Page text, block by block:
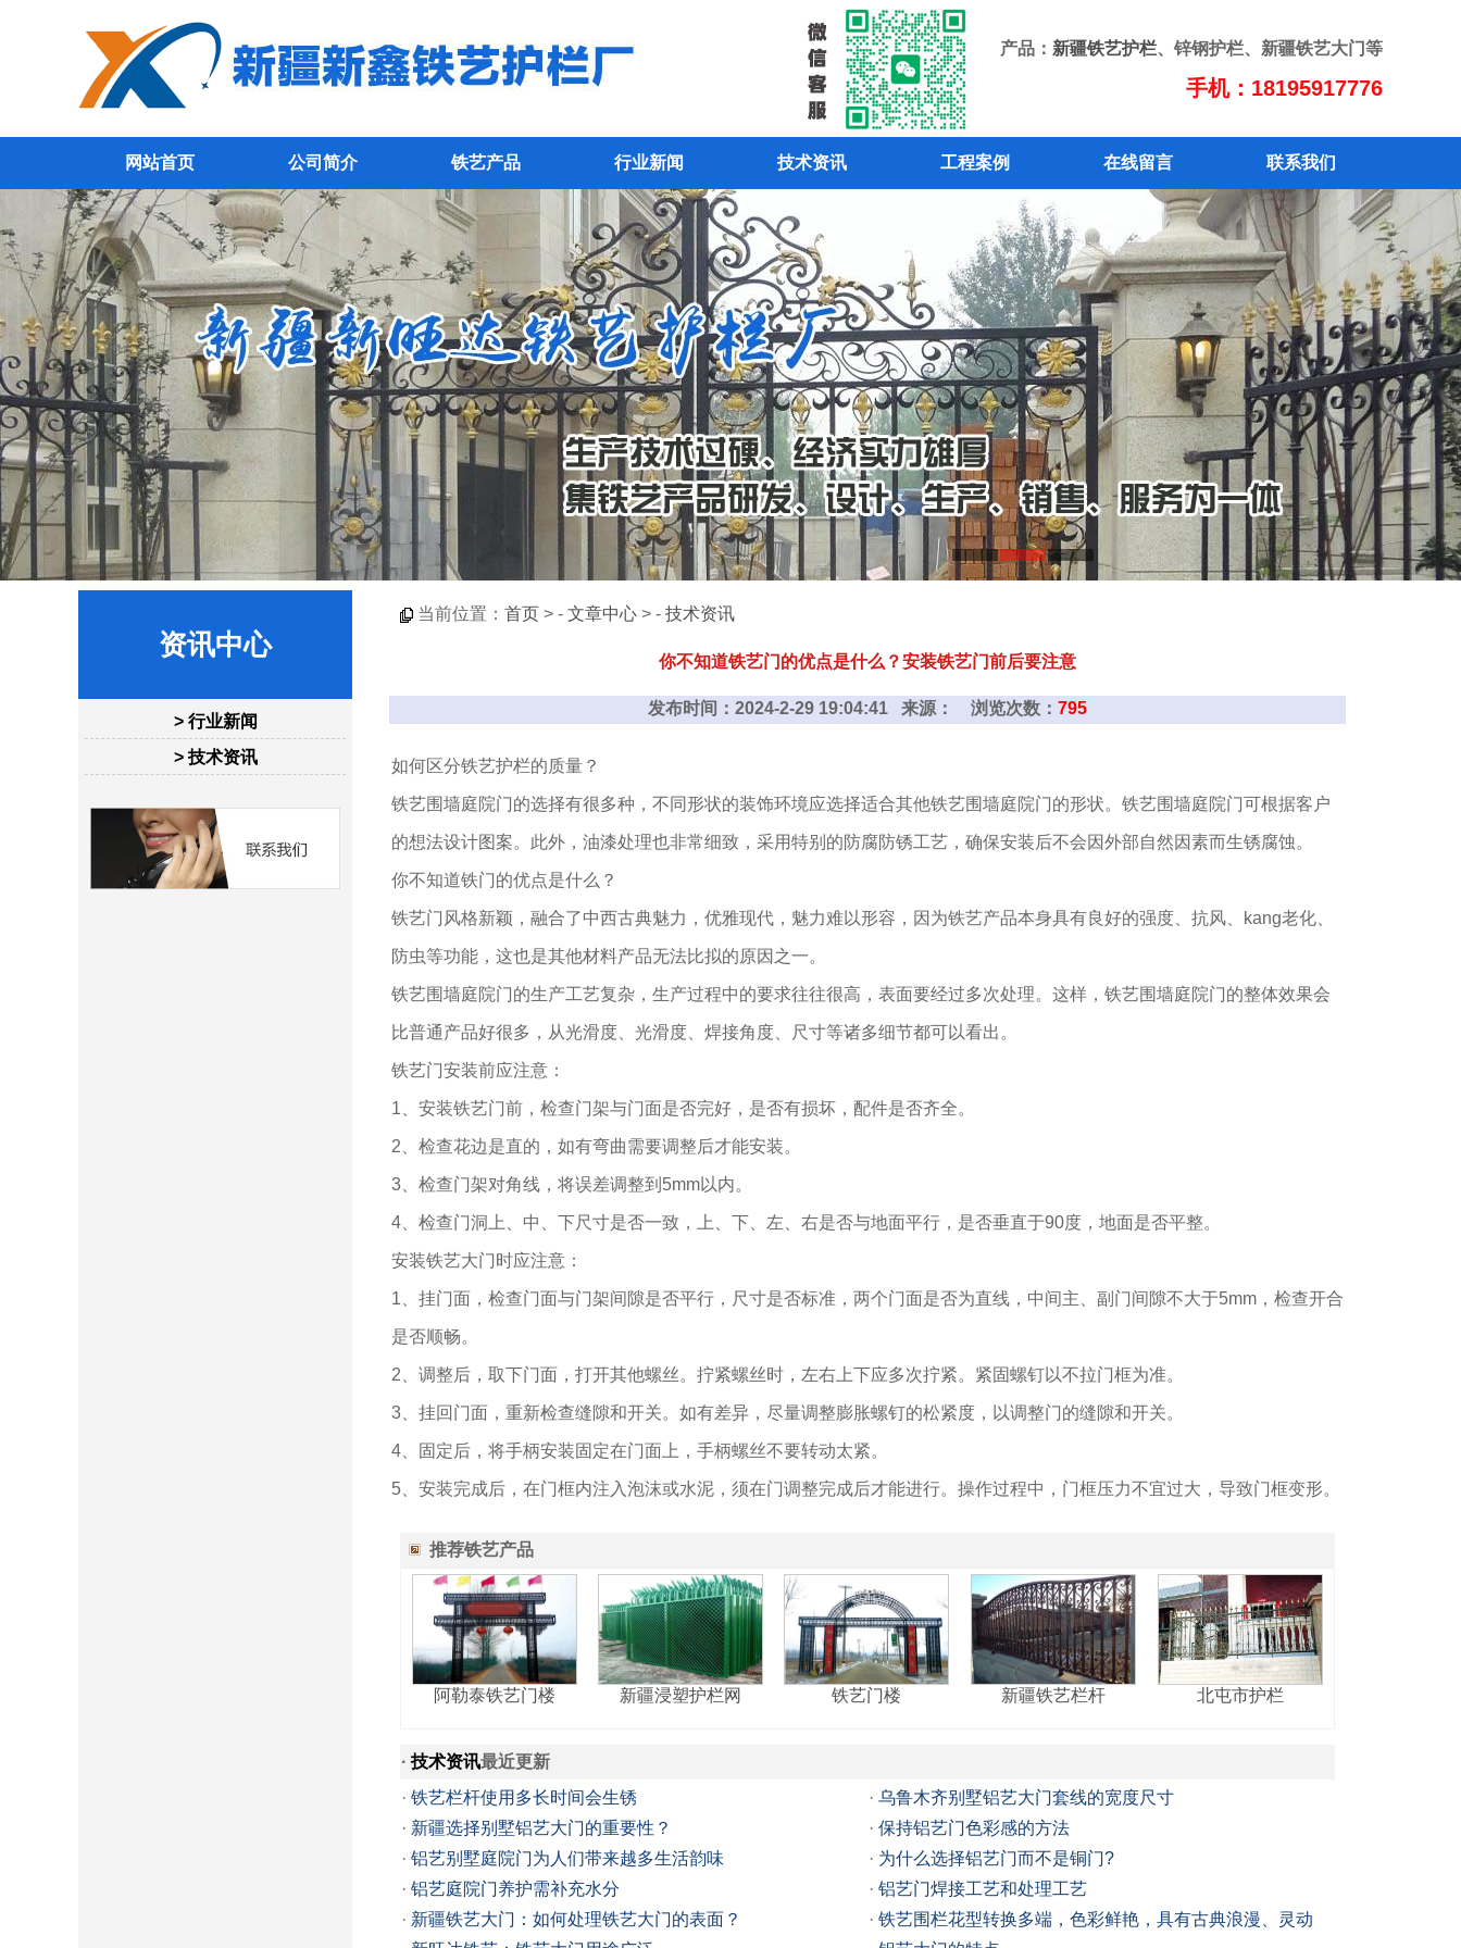
产品： 新疆铁艺护栏、锌钢护栏、新疆铁艺大门等
手机：18195917776
网站首页 公司简介 铁艺产品 行业新闻 技术资讯 工程案例 在线留言 联系我们
资讯中心
> 行业新闻
> 技术资讯
当前位置： 首页 > - 文章中心 > - 技术资讯
你不知道铁艺门的优点是什么？安装铁艺门前后要注意
发布时间：2024-2-29 19:04:41 来源： 浏览次数： 795
如何区分铁艺护栏的质量？
铁艺围墙庭院门的选择有很多种，不同形状的装饰环境应选择适合其他铁艺围墙庭院门的形状。铁艺围墙庭院门可根据客户
的想法设计图案。此外，油漆处理也非常细致，采用特别的防腐防锈工艺，确保安装后不会因外部自然因素而生锈腐蚀。
你不知道铁门的优点是什么？
铁艺门风格新颖，融合了中西古典魅力，优雅现代，魅力难以形容，因为铁艺产品本身具有良好的强度、抗风、kang老化、
防虫等功能，这也是其他材料产品无法比拟的原因之一。
铁艺围墙庭院门的生产工艺复杂，生产过程中的要求往往很高，表面要经过多次处理。这样，铁艺围墙庭院门的整体效果会
比普通产品好很多，从光滑度、光滑度、焊接角度、尺寸等诸多细节都可以看出。
铁艺门安装前应注意：
1、安装铁艺门前，检查门架与门面是否完好，是否有损坏，配件是否齐全。
2、检查花边是直的，如有弯曲需要调整后才能安装。
3、检查门架对角线，将误差调整到5mm以内。
4、检查门洞上、中、下尺寸是否一致，上、下、左、右是否与地面平行，是否垂直于90度，地面是否平整。
安装铁艺大门时应注意：
1、挂门面，检查门面与门架间隙是否平行，尺寸是否标准，两个门面是否为直线，中间主、副门间隙不大于5mm，检查开合
是否顺畅。
2、调整后，取下门面，打开其他螺丝。拧紧螺丝时，左右上下应多次拧紧。紧固螺钉以不拉门框为准。
3、挂回门面，重新检查缝隙和开关。如有差异，尽量调整膨胀螺钉的松紧度，以调整门的缝隙和开关。
4、固定后，将手柄安装固定在门面上，手柄螺丝不要转动太紧。
5、安装完成后，在门框内注入泡沫或水泥，须在门调整完成后才能进行。操作过程中，门框压力不宜过大，导致门框变形。
推荐铁艺产品
阿勒泰铁艺门楼 新疆浸塑护栏网 铁艺门楼 新疆铁艺栏杆 北屯市护栏
· 技术资讯最近更新
· 铁艺栏杆使用多长时间会生锈 · 乌鲁木齐别墅铝艺大门套线的宽度尺寸
· 新疆选择别墅铝艺大门的重要性？ · 保持铝艺门色彩感的方法
· 铝艺别墅庭院门为人们带来越多生活韵味 · 为什么选择铝艺门而不是铜门?
· 铝艺庭院门养护需补充水分 · 铝艺门焊接工艺和处理工艺
· 新疆铁艺大门：如何处理铁艺大门的表面？ · 铁艺围栏花型转换多端，色彩鲜艳，具有古典浪漫、灵动